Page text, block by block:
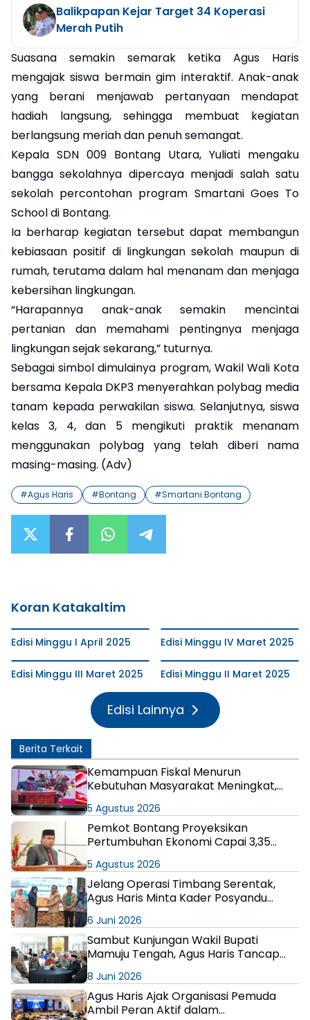
Balikpapan Kejar Target 34 Koperasi
Merah Putih
Suasana semakin semarak ketika Agus Haris
mengajak siswa bermain gim interaktif. Anak-anak
yang berani menjawab pertanyaan mendapat
hadiah langsung, sehingga membuat kegiatan
berlangsung meriah dan penuh semangat.
Kepala SDN 009 Bontang Utara, Yuliati mengaku
bangga sekolahnya dipercaya menjadi salah satu
sekolah percontohan program Smartani Goes To
School di Bontang.
Ia berharap kegiatan tersebut dapat membangun
kebiasaan positif di lingkungan sekolah maupun di
rumah, terutama dalam hal menanam dan menjaga
kebersihan lingkungan.
“Harapannya anak-anak semakin mencintai
pertanian dan memahami pentingnya menjaga
lingkungan sejak sekarang,” tuturnya.
Sebagai simbol dimulainya program, Wakil Wali Kota
bersama Kepala DKP3 menyerahkan polybag media
tanam kepada perwakilan siswa. Selanjutnya, siswa
kelas 3, 4, dan 5 mengikuti praktik menanam
menggunakan polybag yang telah diberi nama
masing-masing. (Adv)
#Agus Haris #Bontang #Smartani Bontang
Koran Katakaltim
Edisi Minggu I April 2025 Edisi Minggu IV Maret 2025
Edisi Minggu III Maret 2025 Edisi Minggu II Maret 2025
Edisi Lainnya
Berita Terkait
Kemampuan Fiskal Menurun
Kebutuhan Masyarakat Meningkat,
Tahun yang Mudah
5 Agustus 2026
Pemkot Bontang Proyeksikan
Pertumbuhan Ekonomi Capai 3,35
5 Agustus 2026
Jelang Operasi Timbang Serentak,
Agus Haris Minta Kader Posyandu
6 Juni 2026
Sambut Kunjungan Wakil Bupati
Mamuju Tengah, Agus Haris Tancap
Bontang-Mamuju
8 Juni 2026
Agus Haris Ajak Organisasi Pemuda
Ambil Peran Aktif dalam